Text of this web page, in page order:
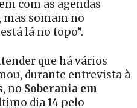
com as agendas
mas somam no
lá no topo”.
que há vários
durante entrevista à
no Soberania em
dia 14 pelo